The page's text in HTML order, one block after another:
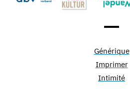
Générique
Imprimer
Intimité